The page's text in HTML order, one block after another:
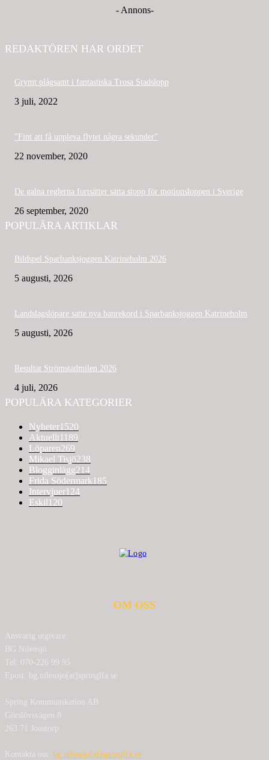
- Annons-
REDAKTÖREN HAR ORDET
Grymt plågsamt i fantastiska Trosa Stadslopp
3 juli, 2022
”Fint att få uppleva flytet några sekunder”
22 november, 2020
De galna reglerna fortsätter sätta stopp för motionsloppen i Sverige
26 september, 2020
POPULÄRA ARTIKLAR
Bildspel Sparbanksjoggen Katrineholm 2026
5 augusti, 2026
Landslagslöpare satte nya banrekord i Sparbanksjoggen Katrineholm
5 augusti, 2026
Resultat Strömstadmilen 2026
4 juli, 2026
POPULÄRA KATEGORIER
Nyheter1520
Aktuellt1189
Löparen269
Mikael Tisjö238
Blogginlägg214
Frida Södermark185
Intervjuer124
Eskil120
OM OSS
Ansvarig utgivare:
BG Nilensjö
Tel: 070-226 99 95
Epost: bg.nilensjo[at]springlfa.se
Spring Kommunikation AB
Görslövsvägen 8
263 71 Jonstorp
Kontakta oss: bg.nilensjo[at]springlfa.se